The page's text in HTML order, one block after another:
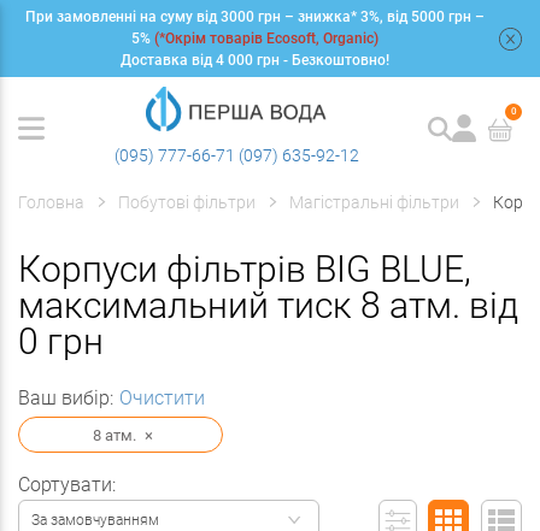
При замовленні на суму від 3000 грн – знижка* 3%, від 5000 грн –
5% (*Окрім товарів Ecosoft, Organic)
Доставка від 4 000 грн - Безкоштовно!
(095) 777-66-71 (097) 635-92-12
0
Головна Побутові фільтри Магістральні фільтри
Корпуси фільтрів BIG BLUE,
максимальний тиск 8 атм. від
0 грн
Ваш вибір: Очистити
8 атм. ×
Сортувати:
За замовчуванням